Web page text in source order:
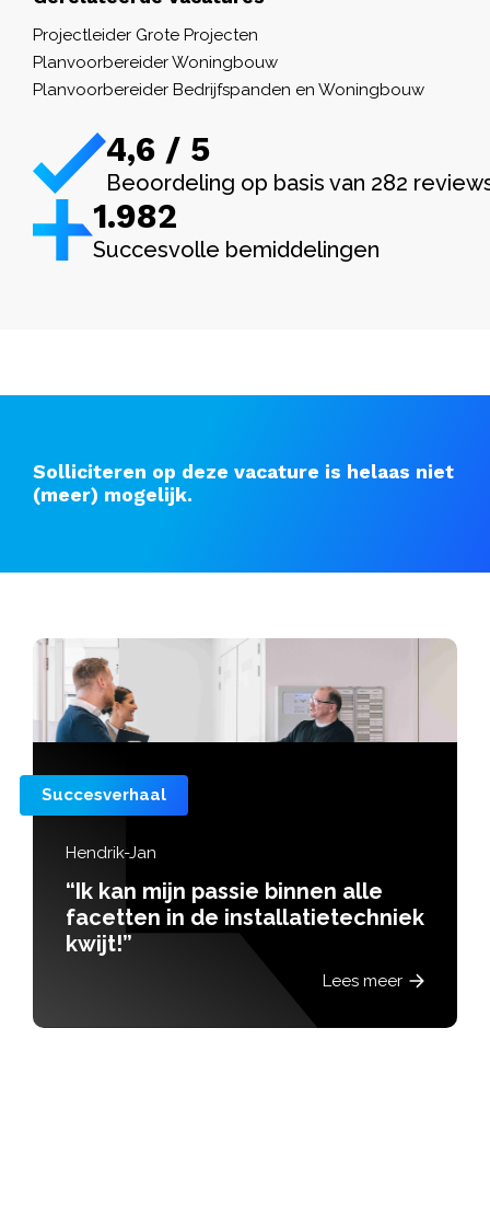
Projectleider Grote Projecten
Planvoorbereider Woningbouw
Planvoorbereider Bedrijfspanden en Woningbouw
4,6 / 5
Beoordeling op basis van 282
1.982
Succesvolle bemiddelingen
Solliciteren op deze vacature is helaas niet
(meer) mogelijk.
Succesverhaal
Hendrik-Jan
“Ik kan mijn passie binnen alle
facetten in de installatietechniek
kwijt!”
Lees meer